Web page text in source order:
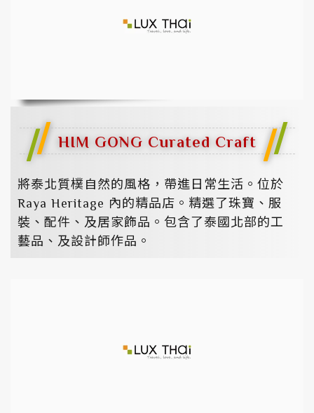
HIM GONG Curated Craft
將泰北質樸自然的風格，帶進日常生活。位於
Raya Heritage 內的精品店。精選了珠寶、服
裝、配件、及居家飾品。包含了泰國北部的工
藝品、及設計師作品。